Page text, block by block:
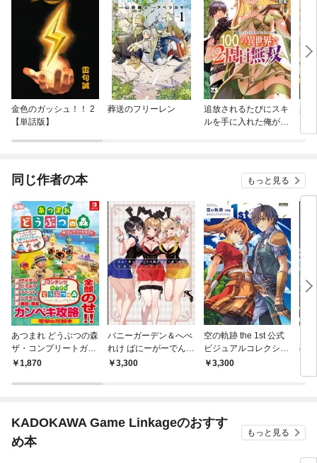
金色のガッシュ！！ 2
【単話版】
葬送のフリーレン
追放されるたびにスキ
ルを手に入れた俺が、
異
た
巣
同じ作者の本 もっと見る
あつまれ どうぶつの森
ザ・コンプリートガイ
ド ハッピーホームパラ
デート カンペキ攻略版
1,870
バニーガーデン＆へべ
れけ ばにーがーでん
公式ビジュアルファン
3,300
空の軌跡 the 1st 公式
ビジュアルコレクショ
ン3,300
の
KADOKAWA Game Linkageのおすす
め本
もっと見る